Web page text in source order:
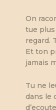
On
tue plus
regard.
Et ton
jamais
Tu ne
dans le